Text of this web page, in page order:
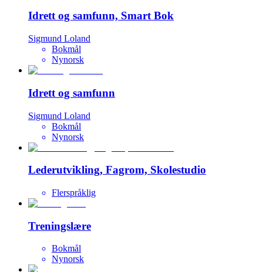
Idrett og samfunn, Smart Bok
Sigmund Loland
Bokmål
Nynorsk
Idrett og samfunn
Sigmund Loland
Bokmål
Nynorsk
Lederutvikling, Fagrom, Skolestudio
Flerspråklig
Treningslære
Bokmål
Nynorsk